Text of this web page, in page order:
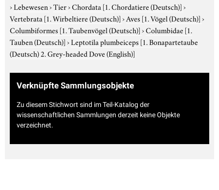
›Lebewesen›Tier›Chordata [1. Chordatiere (Deutsch)]›
Vertebrata [1. Wirbeltiere (Deutsch)]›Aves [1. Vögel (Deutsch)]›
Columbiformes [1. Taubenvögel (Deutsch)]›Columbidae [1.
Tauben (Deutsch)]›Leptotila plumbeiceps [1. Bonapartetaube
(Deutsch) 2. Grey-headed Dove (English)]
Verknüpfte Sammlungsobjekte
Zu diesem Stichwort sind im Teil-Katalog der
wissenschaftlichen Sammlungen derzeit keine Objekte
verzeichnet.